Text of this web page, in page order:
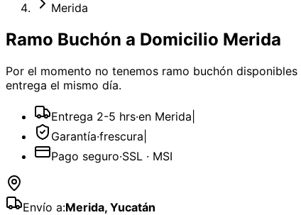
Merida
Ramo Buchón a Domicilio Merida
Por el momento no tenemos ramo buchón disponibles
entrega el mismo día.
Entrega 2-5 hrs·en Merida
Garantía·frescura
Pago seguro·SSL · MSI
Envío a:Merida, Yucatán